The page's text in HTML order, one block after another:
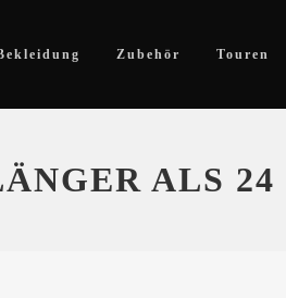
Zubehör Touren
ALS 24